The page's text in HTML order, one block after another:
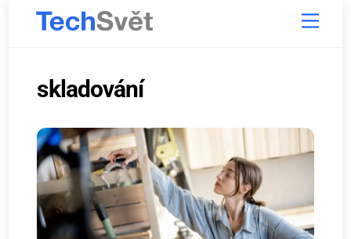
Menu
skladování